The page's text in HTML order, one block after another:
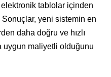
tablolar içinden
yeni sistemin en
daha doğru ve hızlı
uygun maliyetli olduğunu